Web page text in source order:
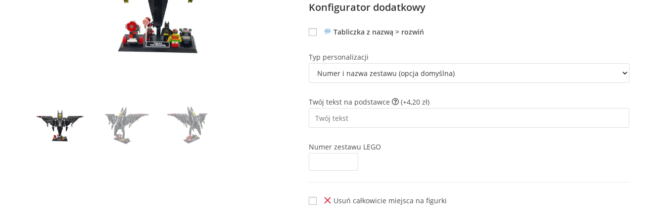
Konfigurator dodatkowy
Tabliczka z nazwą > rozwiń
Typ personalizacji
Twój tekst na podstawce (+4,20 zł)
Numer zestawu LEGO
Usuń całkowicie miejsca na figurki